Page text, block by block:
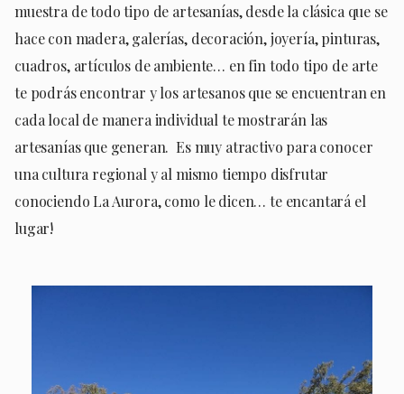
muestra de todo tipo de artesanías, desde la clásica que se
hace con madera, galerías, decoración, joyería, pinturas,
cuadros, artículos de ambiente… en fin todo tipo de arte
te podrás encontrar y los artesanos que se encuentran en
cada local de manera individual te mostrarán las
artesanías que generan. Es muy atractivo para conocer
una cultura regional y al mismo tiempo disfrutar
conociendo La Aurora, como le dicen… te encantará el
lugar!